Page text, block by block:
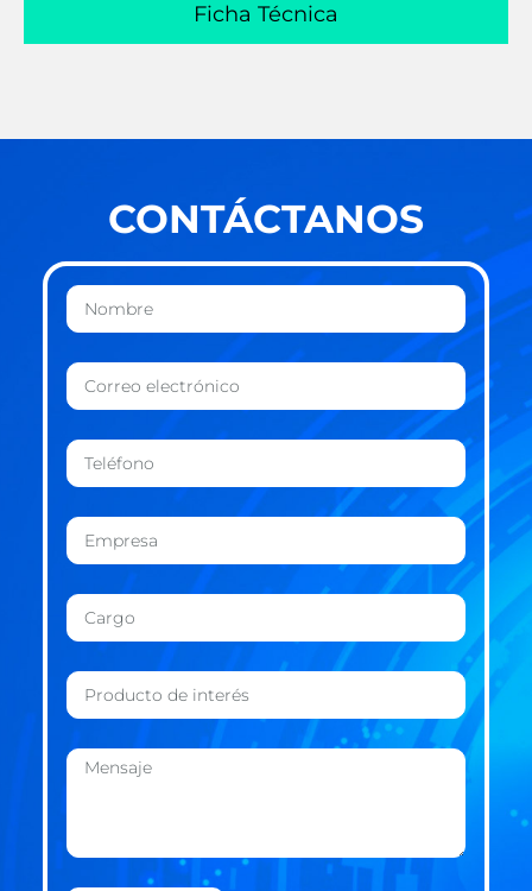
Ficha Técnica
CONTÁCTANOS